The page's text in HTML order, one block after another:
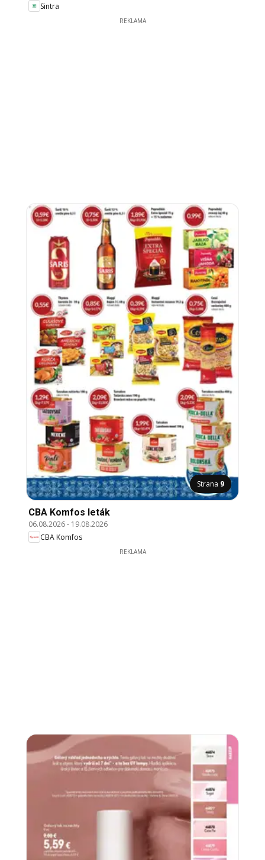
Sintra
REKLAMA
Strana 9
CBA Komfos leták
06.08.2026- 19.08.2026
CBA Komfos
REKLAMA